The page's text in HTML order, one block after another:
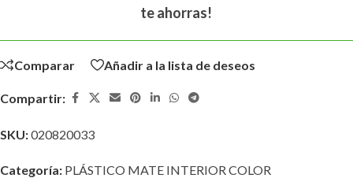
te ahorras!
Comparar Añadir a la lista de deseos
Compartir:
SKU:020820033
Categoría: PLÁSTICO MATE INTERIOR COLOR